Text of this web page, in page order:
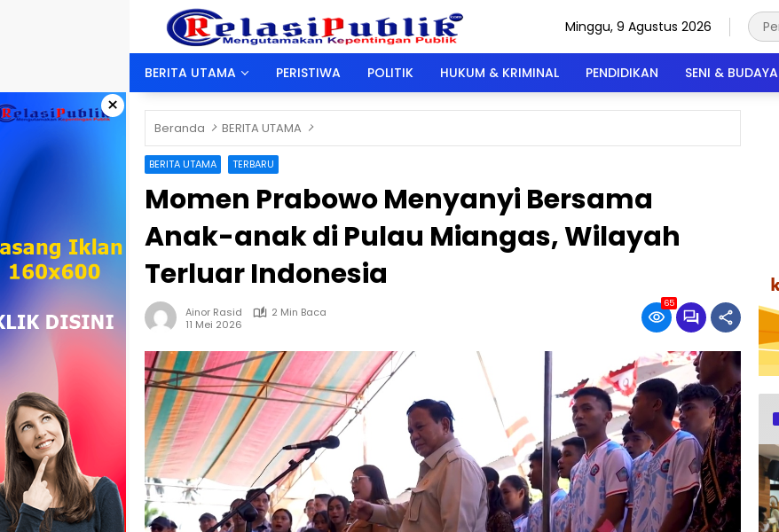
Minggu, 9 Agustus 2026
BERITA UTAMA PERISTIWA POLITIK HUKUM & KRIMINAL PENDIDIKAN SENI & BUDAYA
×
Beranda BERITA UTAMA
BERITA UTAMA TERBARU
Momen Prabowo Menyanyi Bersama
Anak-anak di Pulau Miangas, Wilayah
Terluar Indonesia
Ainor Rasid
2 Min Baca
11 Mei 2026
65